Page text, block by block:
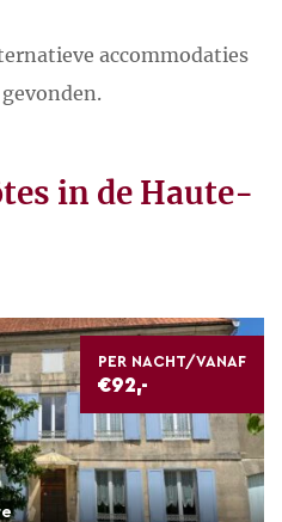
accommodaties
in de Haute-
PER NACHT/VANAF
€92,-